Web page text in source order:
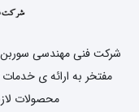
مفتخر به ارائه ی
محصولات